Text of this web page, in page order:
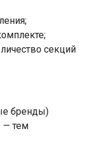
секций
бренды)
— тем